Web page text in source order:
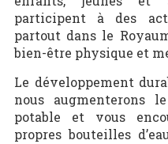
participent à des
partout dans le
bien-être physique et
Le développement
nous augmenterons
potable et vous
propres bouteilles